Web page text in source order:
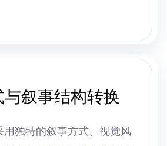
叙事结构转换
用独特的叙事方式、视觉风